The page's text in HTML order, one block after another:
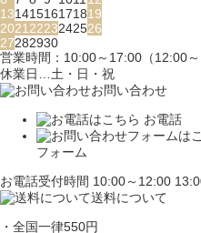
13141516171819
20212223242526
27282930
営業時間：10:00～17:00（12:00～
休業日…土・日・祝
お問い合わせ
お電話
フォーム
お電話受付時間 10:00～12:00
送料について
・全国一律550円